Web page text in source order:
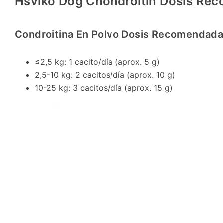
Condroitina En Polvo Dosis Recomendada
≤2,5 kg: 1 cacito/día (aprox. 5 g)
2,5-10 kg: 2 cacitos/día (aprox. 10 g)
10-25 kg: 3 cacitos/día (aprox. 15 g)